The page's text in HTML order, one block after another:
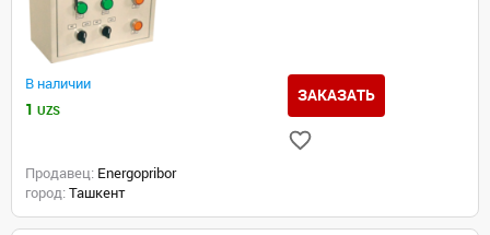
В наличии
1 UZS
ЗАКАЗАТЬ
Продавец: Energopribor
город: Ташкент